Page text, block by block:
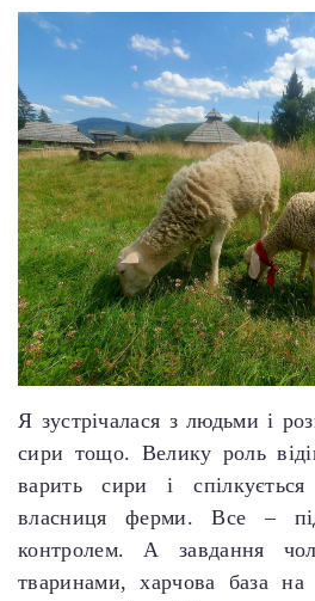
Я зустрічалася з людьми і
сири тощо. Велику роль
варить сири і
власниця ферми. Все –
контролем. А завдання
тваринами, харчова база на